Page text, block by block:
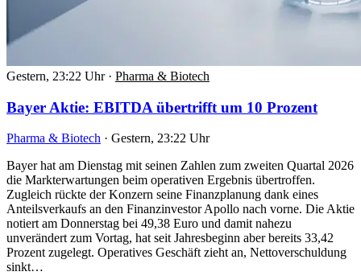
Gestern, 23:22 Uhr · Pharma & Biotech
Bayer Aktie: EBITDA übertrifft um 10 Prozent
Pharma & Biotech · Gestern, 23:22 Uhr
Bayer hat am Dienstag mit seinen Zahlen zum zweiten Quartal 2026
die Markterwartungen beim operativen Ergebnis übertroffen.
Zugleich rückte der Konzern seine Finanzplanung dank eines
Anteilsverkaufs an den Finanzinvestor Apollo nach vorne. Die Aktie
notiert am Donnerstag bei 49,38 Euro und damit nahezu
unverändert zum Vortag, hat seit Jahresbeginn aber bereits 33,42
Prozent zugelegt. Operatives Geschäft zieht an, Nettoverschuldung
sinkt…